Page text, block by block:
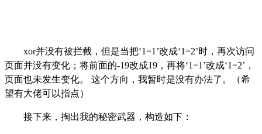
xor并没有被拦截，但是当把‘1=1’改成‘1=2’时，再次访问
页面并没有变化；将前面的-19改成19，再将‘1=1’改成‘1=2’ ，
页面也未发生变化。
这个方向，我暂时是没有办法了。（希
望有大佬可以指点）
接下来，掏出我的秘密武器，构造如下：